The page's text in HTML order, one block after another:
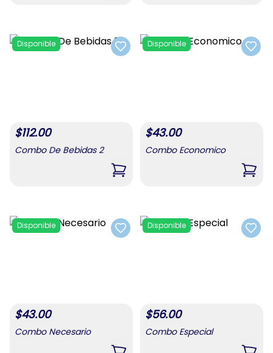
Add to favorites
Disponible
$112.00
Combo De Bebidas 2
,Combo De Bebidas 2
Add
Disponible
$43.00
Combo Economico
,
Add to favorites
Disponible
$43.00
Combo Necesario
Add
Disponible
$56.00
Combo Especial